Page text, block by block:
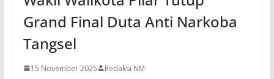
Grand Final Duta Anti Narkoba
Tangsel
15 November 2025 Redaksi NM